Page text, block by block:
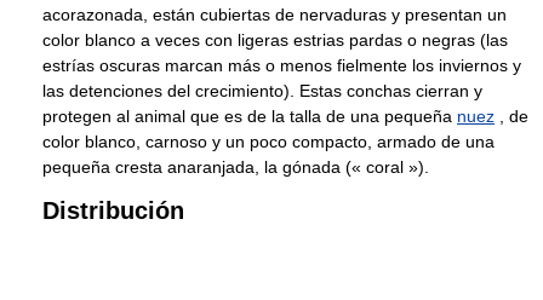
acorazonada, están cubiertas de nervaduras y presentan un
color blanco a veces con ligeras estrias pardas o negras (las
estrías oscuras marcan más o menos fielmente los inviernos y
las detenciones del crecimiento). Estas conchas cierran y
protegen al animal que es de la talla de una pequeña nuez , de
color blanco, carnoso y un poco compacto, armado de una
pequeña cresta anaranjada, la gónada (« coral »).
Distribución